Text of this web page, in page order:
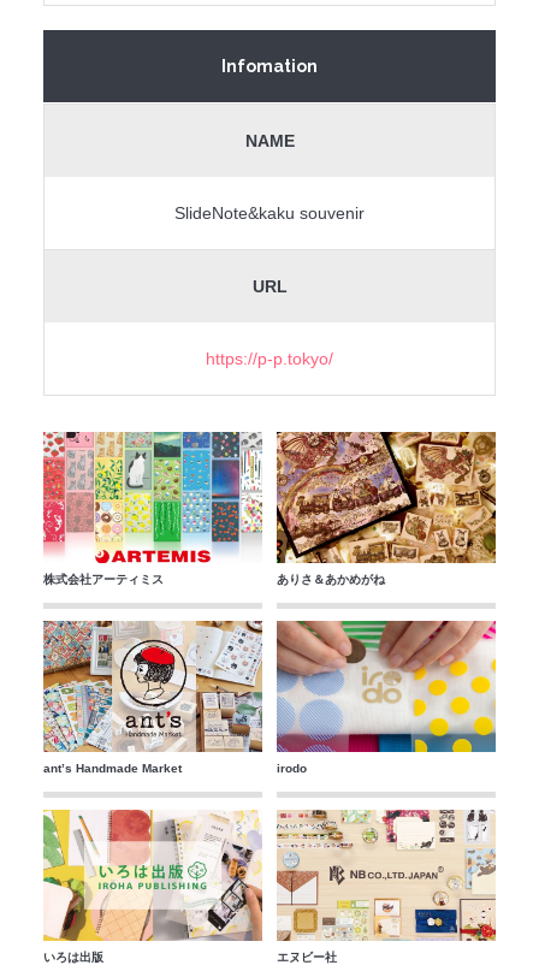
Infomation
NAME
SlideNote&kaku souvenir
URL
https://p-p.tokyo/
株式会社アーティミス ありさ＆あかめがね
ant’s Handmade Market irodo
いろは出版 エヌビー社